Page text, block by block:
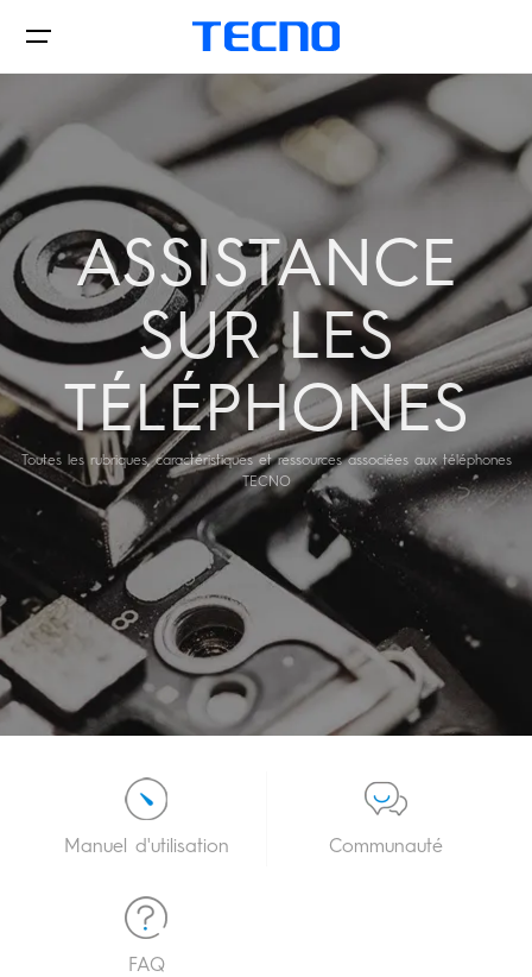
Téléphones
CAMON
SPARK
All Models Comparer les modèles
Accessories
Tablettes
Boutiques
Assistance
ASSISTANCE
SUR LES
TÉLÉPHONES
Toutes les rubriques, caractéristiques et ressources associées aux téléphones
TECNO
Manuel d'utilisation Communauté
FAQ